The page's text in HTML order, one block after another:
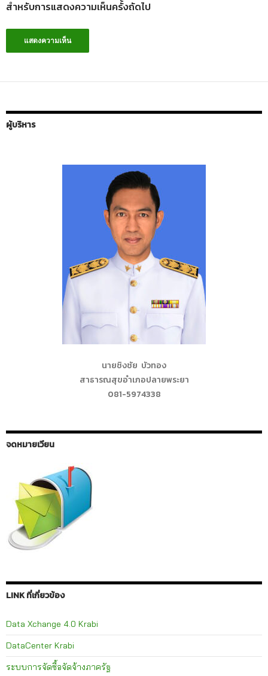
สำหรับการแสดงความเห็นครั้งถัดไป
ผู้บริหาร
นายชิงชัย บัวทอง
สาธารณสุขอำเภอปลายพระยา
081-5974338
จดหมายเวียน
LINK ที่เกี่ยวข้อง
Data Xchange 4.0 Krabi
DataCenter Krabi
ระบบการจัดซื้อจัดจ้างภาครัฐ